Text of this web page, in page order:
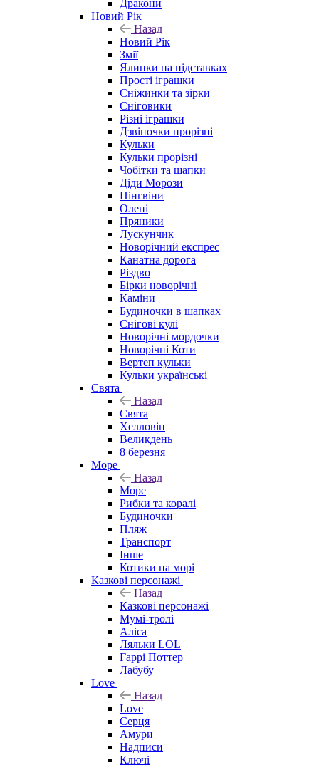
Дракони
Новий Рік
Назад
Новий Рік
Змії
Ялинки на підставках
Прості іграшки
Сніжинки та зірки
Сніговики
Різні іграшки
Дзвіночки прорізні
Кульки
Кульки прорізні
Чобітки та шапки
Діди Морози
Пінгвіни
Олені
Пряники
Лускунчик
Новорічний експрес
Канатна дорога
Різдво
Бірки новорічні
Каміни
Будиночки в шапках
Снігові кулі
Новорічні мордочки
Новорічні Коти
Вертеп кульки
Кульки українські
Свята
Назад
Свята
Хелловін
Великдень
8 березня
Море
Назад
Море
Рибки та коралі
Будиночки
Пляж
Транспорт
Інше
Котики на морі
Казкові персонажі
Назад
Казкові персонажі
Мумі-тролі
Аліса
Ляльки LOL
Гаррі Поттер
Лабубу
Love
Назад
Love
Серця
Амури
Надписи
Ключі